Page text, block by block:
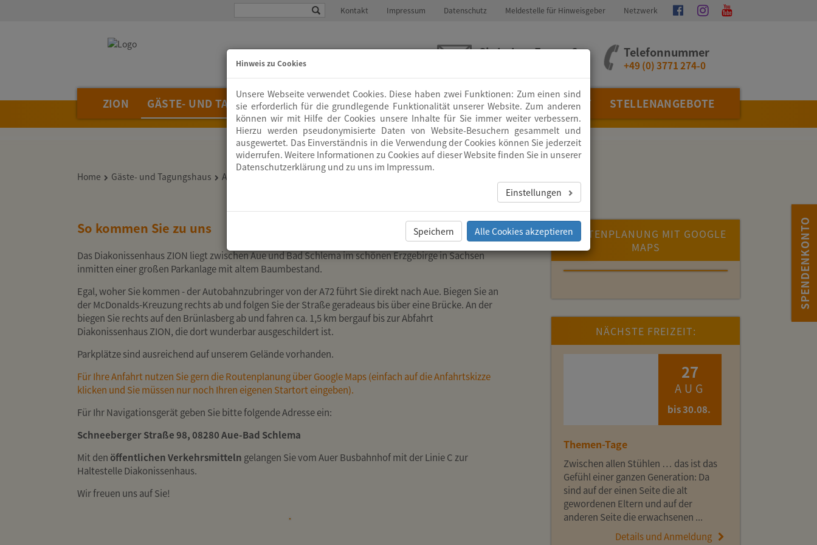
Kontakt Impressum Datenschutz Meldestelle für Hinweisgeber Netzwerk
Telefonnummer
+49 (0) 3771 274-0
Sie haben Fragen?
ZION GÄSTE- UND TAGUNGSHAUS GEMEINDEARBEIT ALTENHILFE HOSPIZDIENST STELLENANGEBOTE
SPENDENKONTO
Home Gäste- und Tagungshaus Anfahrt
So kommen Sie zu uns
Das Diakonissenhaus ZION liegt zwischen Aue und Bad Schlema im schönen Erzgebirge in Sachsen
inmitten einer großen Parkanlage mit altem Baumbestand.
Egal, woher Sie kommen - der Autobahnzubringer von der A72 führt Sie direkt nach Aue. Biegen Sie an
der McDonalds-Kreuzung rechts ab und folgen Sie der Straße geradeaus bis über eine Brücke. An der
biegen Sie rechts auf den Brünlasberg ab und fahren ca. 1,5 km bergauf bis zur Abfahrt
Diakonissenhaus ZION, die dort wunderbar ausgeschildert ist.
Parkplätze sind ausreichend auf unserem Gelände vorhanden.
Für Ihre Anfahrt nutzen Sie gern die Routenplanung über Google Maps (einfach auf die Anfahrtskizze
klicken und Sie müssen nur noch Ihren eigenen Startort eingeben).
Für Ihr Navigationsgerät geben Sie bitte folgende Adresse ein:
Schneeberger Straße 98, 08280 Aue-Bad Schlema
Mit denöffentlichen Verkehrsmitteln gelangen Sie vom Auer Busbahnhof mit der Linie C zur
Haltestelle Diakonissenhaus.
Wir freuen uns auf Sie!
ROUTENPLANUNG MIT GOOGLE
MAPS
NÄCHSTE FREIZEIT:
27
AUG
bis 30.08.
Themen-Tage
Zwischen allen Stühlen … das ist das
Gefühl einer ganzen Generation: Da
sind auf der einen Seite die alt
gewordenen Eltern und auf der
anderen Seite die erwachsenen ...
Details und Anmeldung
Hinweis zu Cookies
Unsere Webseite verwendet Cookies. Diese haben zwei Funktionen: Zum einen sind
sie erforderlich für die grundlegende Funktionalität unserer Website. Zum anderen
können wir mit Hilfe der Cookies unsere Inhalte für Sie immer weiter verbessern.
Hierzu werden pseudonymisierte Daten von Website-Besuchern gesammelt und
ausgewertet. Das Einverständnis in die Verwendung der Cookies können Sie jederzeit
widerrufen. Weitere Informationen zu Cookies auf dieser Website finden Sie in unserer
Datenschutzerklärung und zu uns im Impressum.
Einstellungen
Speichern Alle Cookies akzeptieren